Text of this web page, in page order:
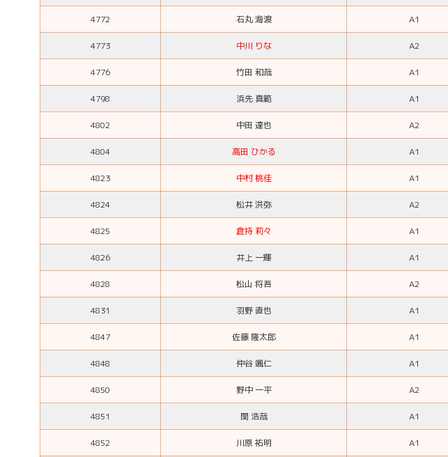
4772 石丸 海渡 A1
4773 中川 りな A2
4776 竹田 和哉 A1
4798 浜先 真範 A1
4802 中田 達也 A2
4804 高田 ひかる A1
4823 中村 桃佳 A1
4824 松井 洪弥 A2
4825 倉持 莉々 A1
4826 井上 一輝 A1
4828 松山 将吾 A2
4831 羽野 直也 A1
4847 佐藤 隆太郎 A1
4848 仲谷 颯仁 A1
4850 野中 一平 A2
4851 関 浩哉 A1
4852 川原 祐明 A1